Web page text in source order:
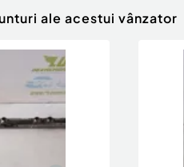
ale acestui vânzator